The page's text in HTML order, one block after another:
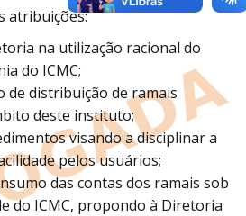
atribuições:
na utilização racional do
do ICMC;
de distribuição de ramais
deste instituto;
visando a disciplinar a
pelos usuários;
das contas dos ramais sob
do ICMC, propondo à Diretoria